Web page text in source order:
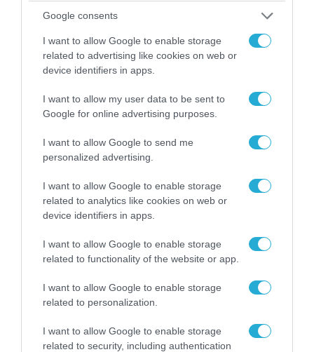
Google consents
I want to allow Google to enable storage
related to advertising like cookies on web or
device identifiers in apps.
I want to allow my user data to be sent to
Google for online advertising purposes.
I want to allow Google to send me
personalized advertising.
I want to allow Google to enable storage
related to analytics like cookies on web or
device identifiers in apps.
I want to allow Google to enable storage
related to functionality of the website or app.
I want to allow Google to enable storage
related to personalization.
I want to allow Google to enable storage
related to security, including authentication
ΣΥΡΙΖΑ για υποκλοπές: «Το (παρα)κράτος της ΝΔ
έχει συνέχεια και συνέπεια»
08.08.2026 | 09:02
«Η απόλυτη τραγωδία»: Η «αιχμηρή» ανάρτηση
του Αρκά για τα τατουάζ (φωτο)